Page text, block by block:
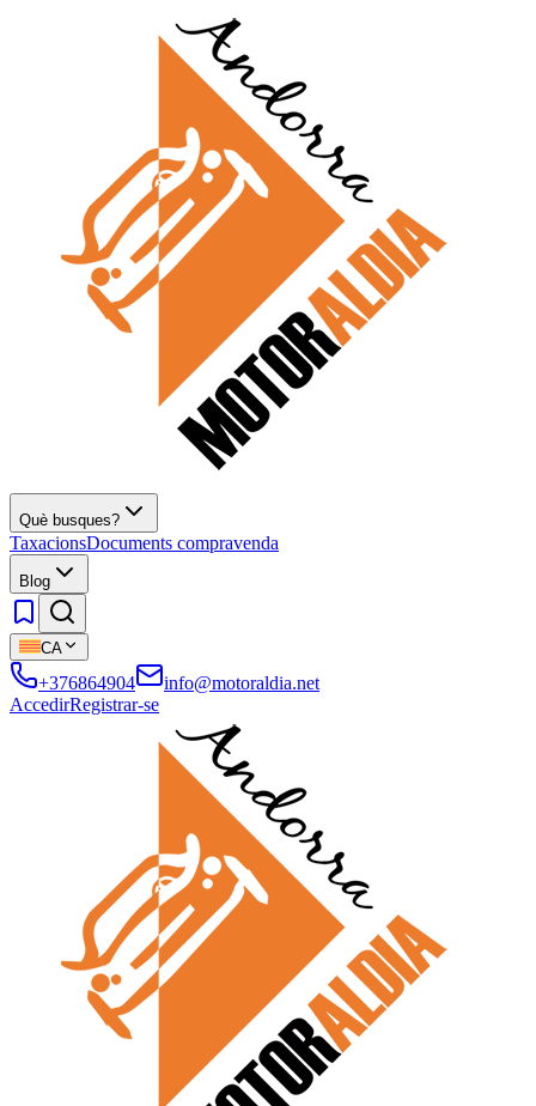
Què busques?
TaxacionsDocuments compravenda
Blog
CA
+376864904
info@motoraldia.net
AccedirRegistrar-se